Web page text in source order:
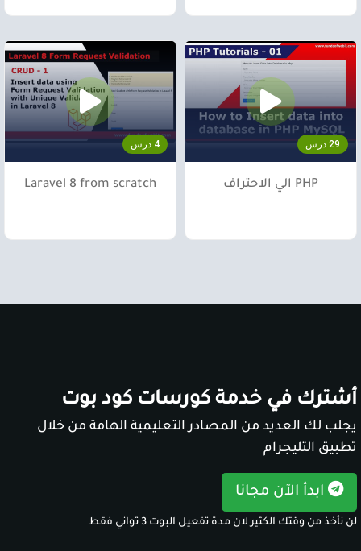
29 درس
PHP الي الاحتراف
4 درس
Laravel 8 from scratch
أشترك في خدمة كورسات كود بوت
يجلب لك العديد من المصادر التعليمية الهامة من خلال
تطبيق التليجرام
ابدأ الآن مجانا
لن نأخذ من وقتك الكثير لان مدة تفعيل البوت 3 ثواني فقط